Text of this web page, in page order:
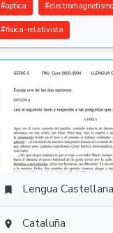
#optica #electromagnetismo
#fisica-relativista
 Lengua Castellana y
 Cataluña